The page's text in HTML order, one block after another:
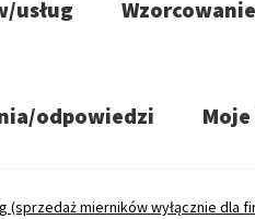
usług
odpowiedzi
(sprzedaż mierników wyłącznie dla